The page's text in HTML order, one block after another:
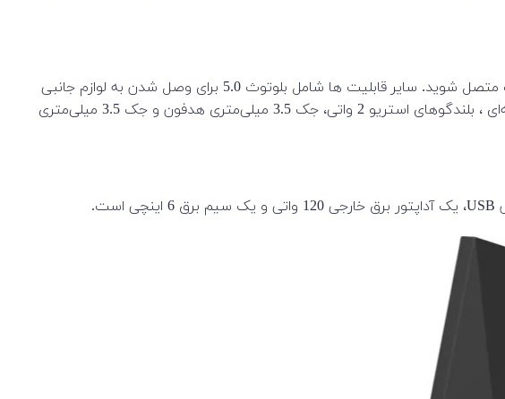
از طریق دو باند Wi-Fi 6 (802.11ax) یا جک Gigabit Ethernet برای اتصال سیمی پایدارتر و مطمئن‌تر می‌توانید به اینترنت متصل شوید. سایر قابلیت ها شامل بلوتوث 5.0 برای وصل شدن به لوازم جانبی
بی‌سیم ، وب‌کم 720p، درایو نوری DVD باریک 9.5 میلی‌متری(باید تهیه و نصب شود)، میکروفون‌های دیجیتال دو آرایه‌ای ، بلندگوهای استریو 2 واتی، جک 3.5 میلی‌متری هدفون و جک 3.5 میلی‌متری